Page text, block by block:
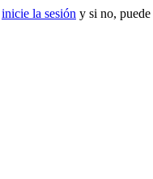
inicie la sesión y si no, puede